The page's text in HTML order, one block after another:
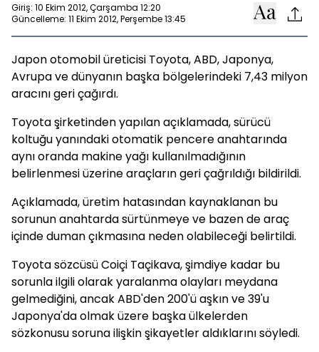
Giriş: 10 Ekim 2012, Çarşamba 12:20
Güncelleme: 11 Ekim 2012, Perşembe 13:45
Japon otomobil üreticisi Toyota, ABD, Japonya,
Avrupa ve dünyanın başka bölgelerindeki 7,43 milyon
aracını geri çağırdı.
Toyota şirketinden yapılan açıklamada, sürücü
koltuğu yanındaki otomatik pencere anahtarında
aynı oranda makine yağı kullanılmadığının
belirlenmesi üzerine araçların geri çağrıldığı bildirildi.
Açıklamada, üretim hatasından kaynaklanan bu
sorunun anahtarda sürtünmeye ve bazen de araç
içinde duman çıkmasına neden olabileceği belirtildi.
Toyota sözcüsü Coiçi Taçikava, şimdiye kadar bu
sorunla ilgili olarak yaralanma olayları meydana
gelmediğini, ancak ABD'den 200'ü aşkın ve 39'u
Japonya'da olmak üzere başka ülkelerden
sözkonusu soruna ilişkin şikayetler aldıklarını söyledi.